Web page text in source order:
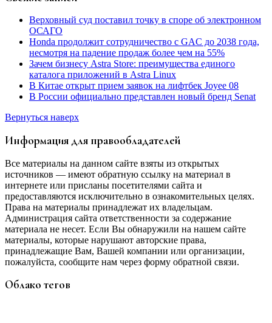
Верховный суд поставил точку в споре об электронном
ОСАГО
Honda продолжит сотрудничество с GAC до 2038 года,
несмотря на падение продаж более чем на 55%
Зачем бизнесу Astra Store: преимущества единого
каталога приложений в Astra Linux
В Китае открыт прием заявок на лифтбек Joyee 08
В России официально представлен новый бренд Senat
Вернуться наверх
Информация для правообладателей
Все материалы на данном сайте взяты из открытых
источников — имеют обратную ссылку на материал в
интернете или присланы посетителями сайта и
предоставляются исключительно в ознакомительных целях.
Права на материалы принадлежат их владельцам.
Администрация сайта ответственности за содержание
материала не несет. Если Вы обнаружили на нашем сайте
материалы, которые нарушают авторские права,
принадлежащие Вам, Вашей компании или организации,
пожалуйста, сообщите нам через форму обратной связи.
Облако тегов